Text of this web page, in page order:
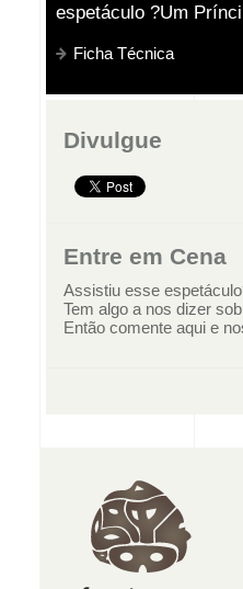
espetáculo ?Um
Ficha Técnica
Divulgue
Entre em Cena
Assistiu esse
Tem algo a nos dizer
Então comente aqui e